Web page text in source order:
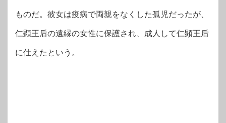
ものだ。彼女は疫病で両親をなくした孤児だったが、
仁顕王后の遠縁の女性に保護され、成人して仁顕王后
に仕えたという。